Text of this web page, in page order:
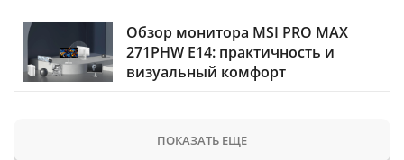
Обзор монитора MSI PRO MAX
271PHW E14: практичность и
визуальный комфорт
ПОКАЗАТЬ ЕЩЕ